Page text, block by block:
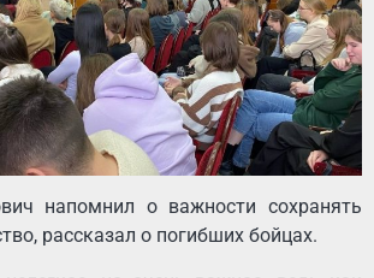
напомнил о важности сохранять
рассказал о погибших бойцах.